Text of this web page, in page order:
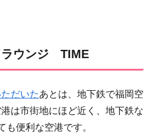
ウンジ TIME
だいたあとは、地下鉄で福岡空
は市街地にほど近く、地下鉄な
も便利な空港です。